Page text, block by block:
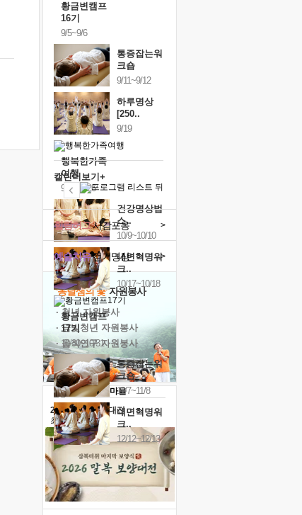
황금변캠프
16기
9/5~9/6
통증잡는워
크숍
9/11~9/12
하루명상
[250..
9/19
행복한가족
여행
9/24~9/26
건강명상법
스..
10/9~10/10
내면혁명워
크..
10/17~10/18
황금변캠프
17기
10/30~10/31
통증잡는워
크숍
11/7~11/8
내면혁명워
크..
12/12~12/13
캘린더보기+
예술치유걷기명상 >
힐링허그사감포옹 >
'옹달샘의 꽃'자원봉사
· 청년 자원봉사
· 금빛청년 자원봉사
· 음식연구 자원봉사
2026 말복 보양대전
최대74%할인